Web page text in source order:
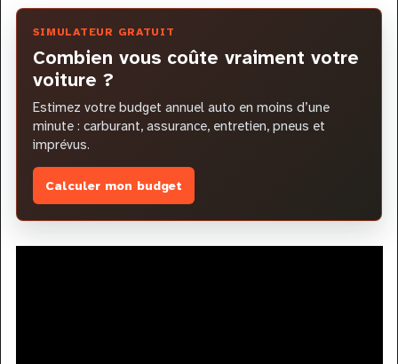
SIMULATEUR GRATUIT
Combien vous coûte vraiment votre
voiture ?
Estimez votre budget annuel auto en moins d’une
minute : carburant, assurance, entretien, pneus et
imprévus.
Calculer mon budget